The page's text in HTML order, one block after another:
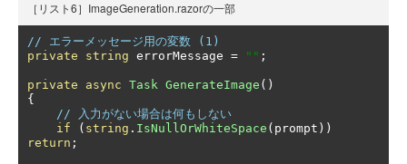
［リスト6］ImageGeneration.razorの一部
// エラーメッセージ用の変数 (1)
private
string errorMessage = "" ;
private async Task GenerateImage ()
{
// 入力がない場合は何もしない
if
( string . IsNullOrWhiteSpace ( prompt ))
return ;